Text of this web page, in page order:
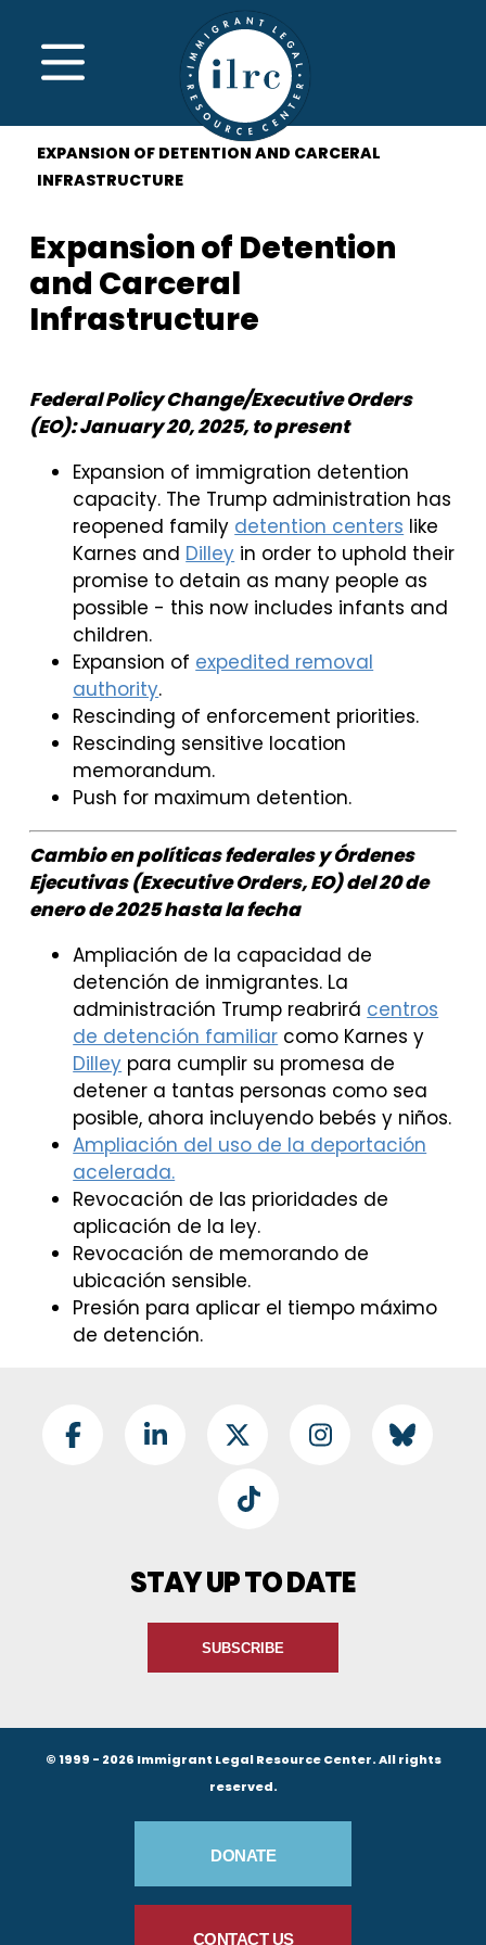
MENU
EXPANSION OF DETENTION AND CARCERAL
INFRASTRUCTURE
Expansion of Detention
and Carceral
Infrastructure
Federal Policy Change/Executive Orders
(EO): January 20, 2025, to present
Expansion of immigration detention
capacity. The Trump administration has
reopened family detention centers like
Karnes and Dilley in order to uphold their
promise to detain as many people as
possible - this now includes infants and
children.
Expansion of expedited removal
authority.
Rescinding of enforcement priorities.
Rescinding sensitive location
memorandum.
Push for maximum detention.
Cambio en políticas federales y Órdenes
Ejecutivas (Executive Orders, EO) del 20 de
enero de 2025 hasta la fecha
Ampliación de la capacidad de
detención de inmigrantes. La
administración Trump reabrirá centros
de detención familiar como Karnes y
Dilley para cumplir su promesa de
detener a tantas personas como sea
posible, ahora incluyendo bebés y niños.
Ampliación del uso de la deportación
acelerada.
Revocación de las prioridades de
aplicación de la ley.
Revocación de memorando de
ubicación sensible.
Presión para aplicar el tiempo máximo
de detención.
Footer Social
FacebookLinkedIn Twitter InstagramBlueSky
TikTok
STAY UP TO DATE
SUBSCRIBE
© 1999 - 2026 Immigrant Legal Resource Center. All rights
reserved.
Footer Buttons
DONATE
CONTACT US